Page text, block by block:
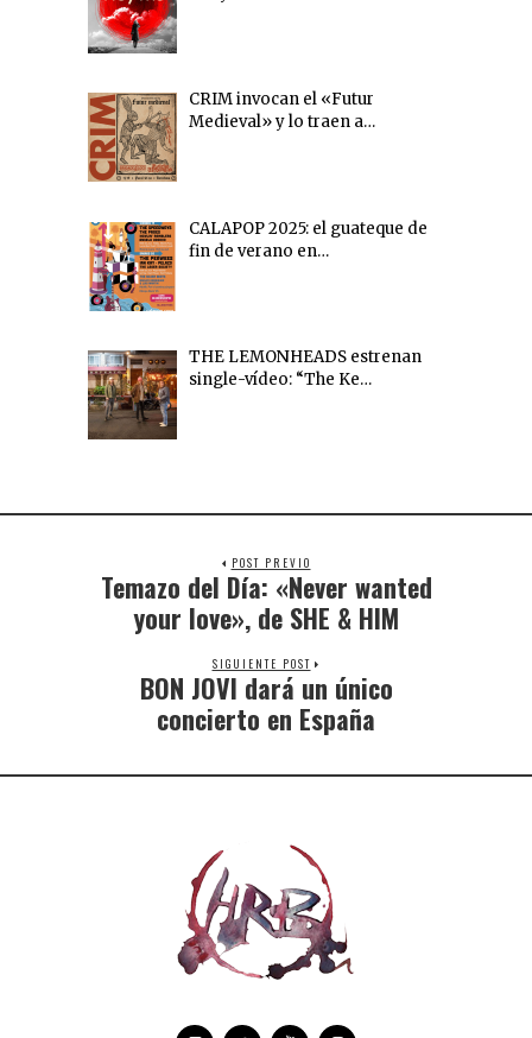
CRIM invocan el «Futur
Medieval» y lo traen a…
CALAPOP 2025: el guateque de
fin de verano en…
THE LEMONHEADS estrenan
single-vídeo: “The Ke…
POST PREVIO
Temazo del Día: «Never wanted
your love», de SHE & HIM
SIGUIENTE POST
BON JOVI dará un único
concierto en España